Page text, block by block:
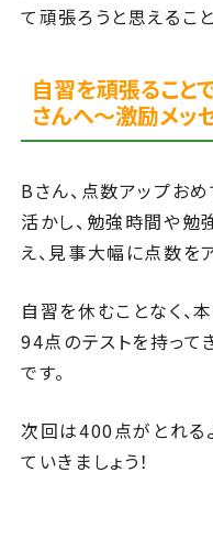
て頑張ろうと思えること
自習を頑張ること
さんへ～激励メッ
Bさん、点数アップお
活かし、勉強時間や
え、見事大幅に点数を
自習を休むことなく、
94点のテストを持って
です。
次回は400点がとれる
ていきましょう！